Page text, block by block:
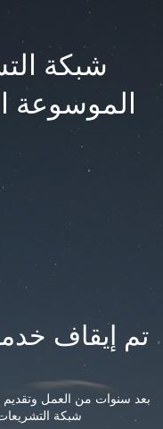
شبكة
الموسوعة
تم إيقاف
بعد سنوات من العمل وتقديم
شبكة التشريعات